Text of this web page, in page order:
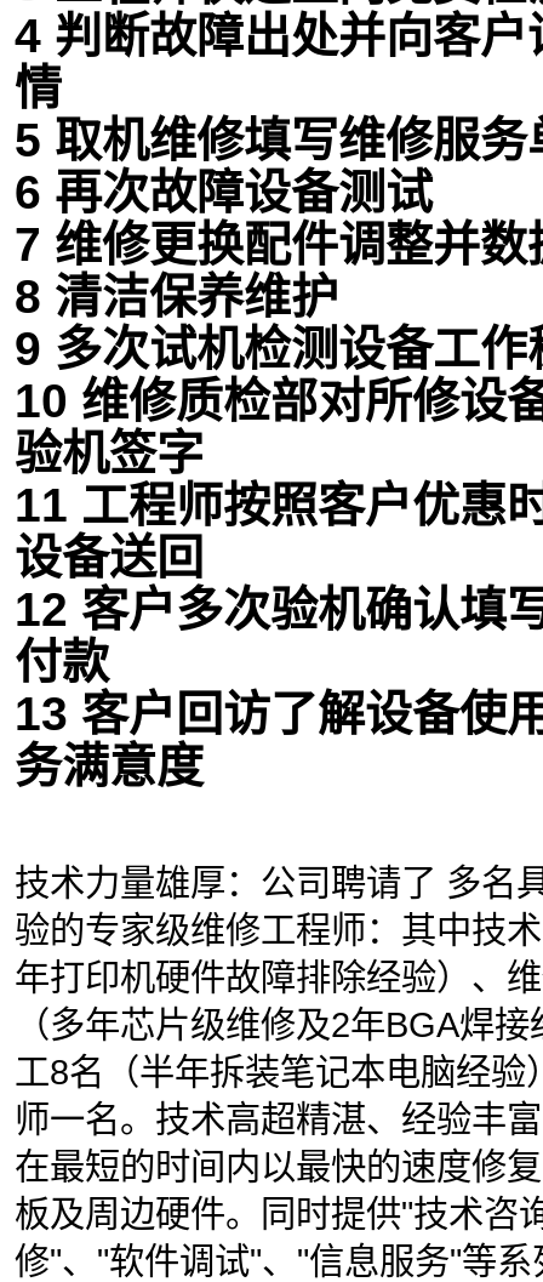
4 判断故障出处并向客户
情
5 取机维修填写维修服务
6 再次故障设备测试
7 维修更换配件调整并数
8 清洁保养维护
9 多次试机检测设备工作
10 维修质检部对所修设
验机签字
11 工程师按照客户优惠
设备送回
12 客户多次验机确认填
付款
13 客户回访了解设备使
务满意度
技术力量雄厚：公司聘请了 多名
验的专家级维修工程师：其中技
年打印机硬件故障排除经验）、
（多年芯片级维修及2年BGA焊
工8名（半年拆装笔记本电脑经验
师一名。技术高超精湛、经验丰
在最短的时间内以最快的速度修
板及周边硬件。同时提供"技术咨
修"、"软件调试"、"信息服务"等系